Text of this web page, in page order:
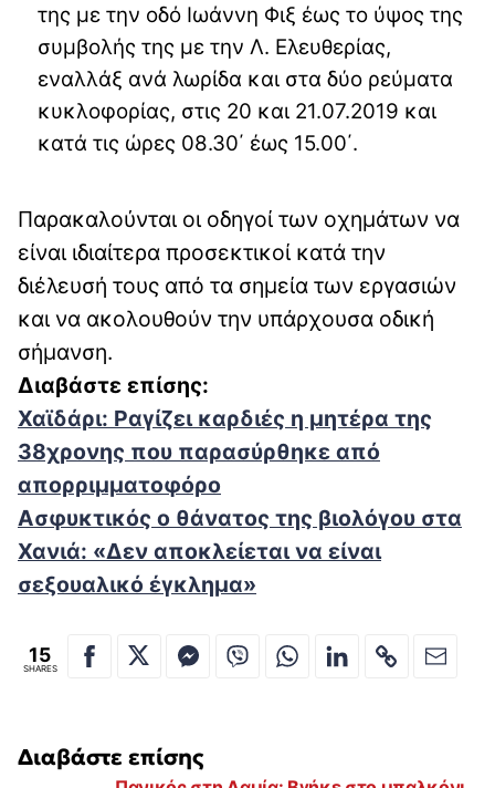
της με την οδό Ιωάννη Φιξ έως το ύψος της
συμβολής της με την Λ. Ελευθερίας,
εναλλάξ ανά λωρίδα και στα δύο ρεύματα
κυκλοφορίας, στις 20 και 21.07.2019 και
κατά τις ώρες 08.30΄ έως 15.00΄.
Παρακαλούνται οι οδηγοί των οχημάτων να
είναι ιδιαίτερα προσεκτικοί κατά την
διέλευσή τους από τα σημεία των εργασιών
και να ακολουθούν την υπάρχουσα οδική
σήμανση.
Διαβάστε επίσης:
Χαϊδάρι: Ραγίζει καρδιές η μητέρα της
38χρονης που παρασύρθηκε από
απορριμματοφόρο
Ασφυκτικός ο θάνατος της βιολόγου στα
Χανιά: «Δεν αποκλείεται να είναι
σεξουαλικό έγκλημα»
15
SHARES
Διαβάστε επίσης